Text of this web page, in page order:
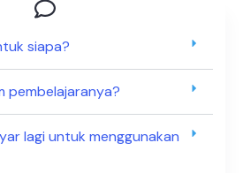
siapa?
pembelajaranya?
lagi untuk menggunakan